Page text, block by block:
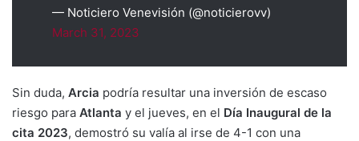
— Noticiero Venevisión (@noticierovv)
March 31, 2023
Sin duda, Arcia podría resultar una inversión de escaso
riesgo para Atlanta y el jueves, en el Día Inaugural de la
cita 2023, demostró su valía al irse de 4-1 con una